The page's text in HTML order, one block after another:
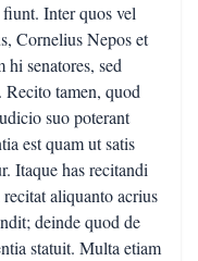
fiunt. Inter quos vel
Cornelius Nepos et
senatores, sed
tamen, quod
suo poterant
est quam ut satis
Itaque has recitandi
aliquanto acrius
deinde quod de
statuit. Multa etiam